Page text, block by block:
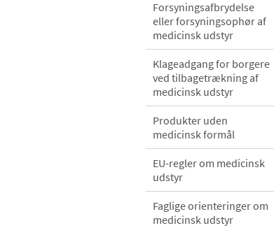
Forsyningsafbrydelse
eller forsyningsophør af
medicinsk udstyr
Klageadgang for borgere
ved tilbagetrækning af
medicinsk udstyr
Produkter uden
medicinsk formål
EU-regler om medicinsk
udstyr
Faglige orienteringer om
medicinsk udstyr